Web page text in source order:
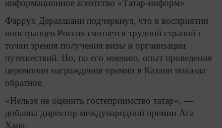
информационное агентство «Татар-информ».
Фаррух Дерахшани подчеркнул, что в восприятии
иностранцев Россия считается трудной страной с
точки зрения получения визы и организации
путешествий. Но, по его мнению, опыт проведения
церемонии награждения премии в Казани показал
обратное.
«Нельзя не оценить гостеприимство татар», —
добавил директор международной премии Ага
Хана.